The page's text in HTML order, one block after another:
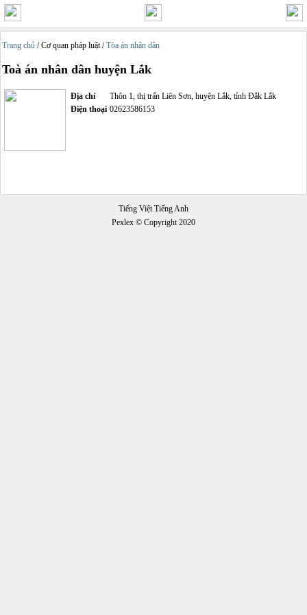
Trang chủ / Cơ quan pháp luật /Tòa án nhân dân
Toà án nhân dân huyện Lắk
Địa chỉ
Thôn 1, thị trấn Liên Sơn, huyện Lắk, tỉnh Đắk Lắk
Điện thoại 02623586153
Tiếng Việt Tiếng Anh
Pexlex © Copyright 2020